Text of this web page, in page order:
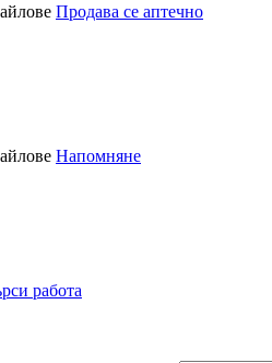
Продава се аптечно
Напомняне
работа